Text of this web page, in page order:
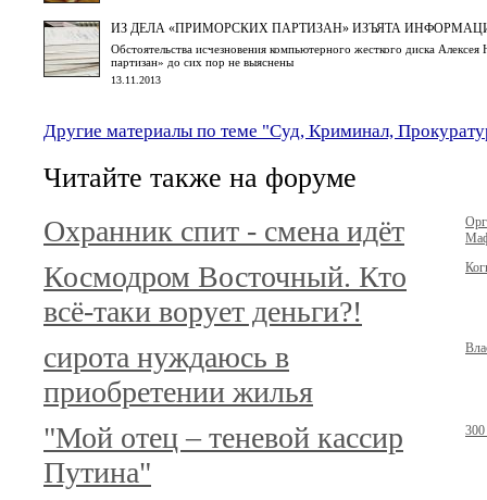
ИЗ ДЕЛА «ПРИМОРСКИХ ПАРТИЗАН» ИЗЪЯТА
Обстоятельства исчезновения компьютерного жесткого диска
партизан» до сих пор не выяснены
13.11.2013
Другие материалы по теме "Суд, Криминал,
Читайте также на форуме
Охранник спит - смена идёт
Космодром Восточный. Кто
всё-таки ворует деньги?!
сирота нуждаюсь в
приобретении жилья
"Мой отец – теневой кассир
Путина"
300